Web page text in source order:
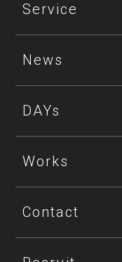
Service
News
DAYs
Works
Contact